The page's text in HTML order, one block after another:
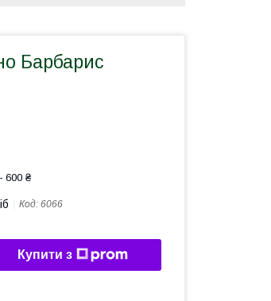
Барбарис
600 ₴
Код: 6066
Купити з